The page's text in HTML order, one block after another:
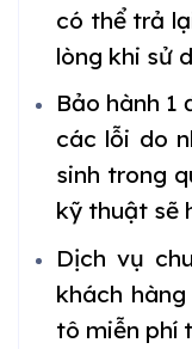
có thể trả
lòng khi sử
Bảo hành 1
các lỗi do
sinh trong
kỹ thuật sẽ
Dịch vụ
khách
tô miễn phí